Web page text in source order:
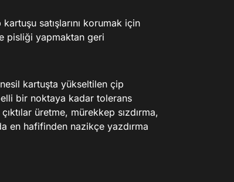
satışlarını korumak için
pisliği yapmaktan geri
nesil kartuşta yükseltilen çip
bir noktaya kadar tolerans
üretme, mürekkep sızdırma,
en hafifinden nazikçe yazdırma